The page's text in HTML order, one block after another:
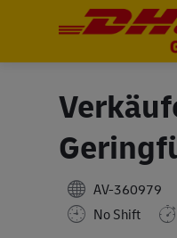
AV-360979
No Shift